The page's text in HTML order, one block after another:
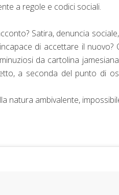
a regole e codici sociali.
Satira, denuncia
di accettare il nuovo?
da cartolina
a seconda del punto di
natura ambivalente,